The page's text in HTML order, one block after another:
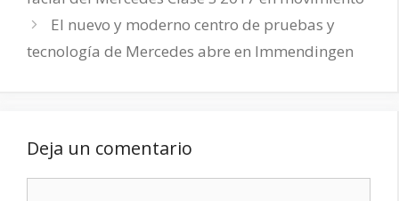
El nuevo y moderno centro de pruebas y
tecnología de Mercedes abre en Immendingen
Deja un comentario